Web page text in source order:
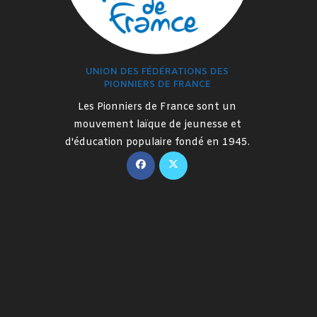
UNION DES FÉDÉRATIONS DES
PIONNIERS DE FRANCE
Les Pionniers de France sont un
mouvement laïque de jeunesse et
d'éducation populaire fondé en 1945.
S’ouvre
dans
S’ouvre